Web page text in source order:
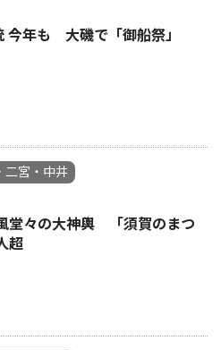
今年も 大磯で「御船祭」
二宮・中井
堂々の大神輿 「須賀のまつ
超